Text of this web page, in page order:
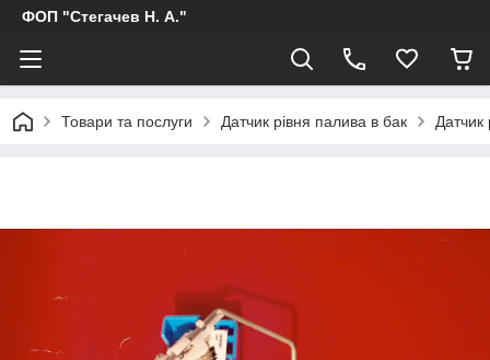
ФОП "Стегачев Н. А."
Товари та послуги Датчик рівня палива в бак Датчик